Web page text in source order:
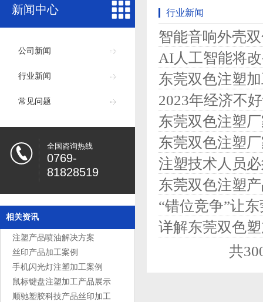
新闻中心
公司新闻
行业新闻
常见问题
全国咨询热线
0769-
81828519
相关资讯
注塑产品喷油解决方案
丝印产品加工案例
手机闪光灯注塑加工案例
鼠标键盘注塑加工产品展示
顺驰塑胶科技产品丝印加工
行业新闻
智能音响外壳
AI人工智能将
东莞双色注塑
2023年经济不
东莞双色注塑
东莞双色注塑
注塑技术人员
东莞双色注塑
“错位竞争”让
详解东莞双色
共